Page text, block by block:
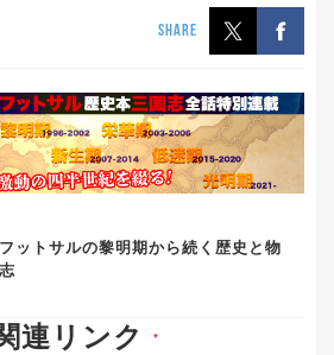
SHARE
ットサルの黎明期から続く歴史と物
連リンク ▼